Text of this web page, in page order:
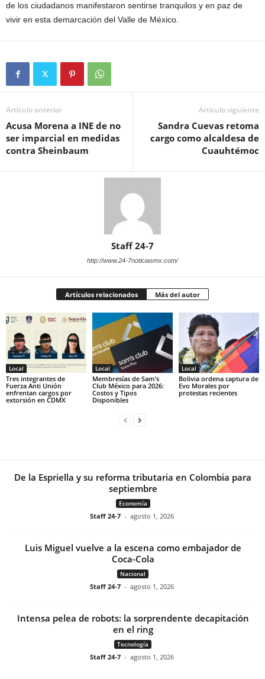
de los ciudadanos manifestaron sentirse tranquilos y en paz de
vivir en esta demarcación del Valle de México.
Artículo anterior
Acusa Morena a INE de no
ser imparcial en medidas
contra Sheinbaum
Artículo siguiente
Sandra Cuevas retoma
cargo como alcaldesa de
Cuauhtémoc
Staff 24-7
http://www.24-7noticiasmx.com/
Artículos relacionados Más del autor
Local
Tres integrantes de
Fuerza Anti Unión
enfrentan cargos por
extorsión en CDMX
Local
Membresías de Sam’s
Club México para 2026:
Costos y Tipos
Disponibles
Local
Bolivia ordena captura de
Evo Morales por
protestas recientes
De la Espriella y su reforma tributaria en Colombia para
septiembre
Economía
Staff 24-7 - agosto 1, 2026
Luis Miguel vuelve a la escena como embajador de
Coca-Cola
Nacional
Staff 24-7 - agosto 1, 2026
Intensa pelea de robots: la sorprendente decapitación
en el ring
Tecnología
Staff 24-7 - agosto 1, 2026